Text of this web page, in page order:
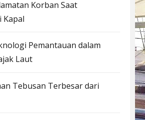
Korban Saat
Kapal
Pemantauan dalam
Laut
Tebusan Terbesar dari